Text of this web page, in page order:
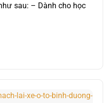
sau: – Dành cho học